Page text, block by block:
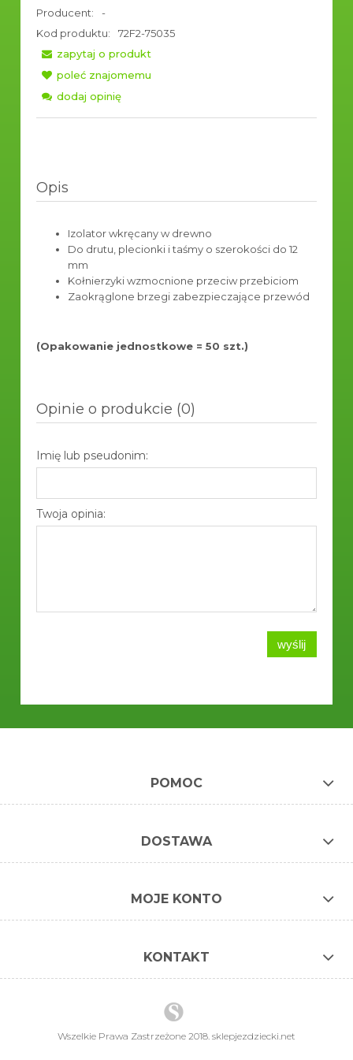
Producent:
-
Kod produktu:
72F2-75035
zapytaj o produkt
poleć znajomemu
dodaj opinię
Opis
Izolator wkręcany w drewno
Do drutu, plecionki i taśmy o szerokości do 12
mm
Kołnierzyki wzmocnione przeciw przebiciom
Zaokrąglone brzegi zabezpieczające przewód
(Opakowanie jednostkowe = 50 szt.)
Opinie o produkcie (0)
Imię lub pseudonim:
Twoja opinia:
wyślij
POMOC
DOSTAWA
MOJE KONTO
KONTAKT
Wszelkie Prawa Zastrzeżone 2018. sklepjezdziecki.net